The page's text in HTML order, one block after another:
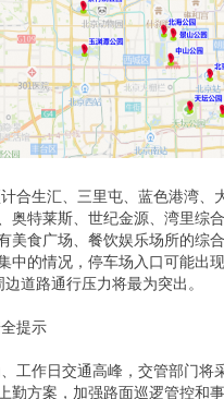
合生汇、三里屯、蓝色港湾、
奥特莱斯、世纪金源、湾里综
美食广场、餐饮娱乐场所的综
中的情况，停车场入口可能出现
道路通行压力将最为突出。
提示
工作日交通高峰，交管部门将
勤方案，加强路面巡逻管控和